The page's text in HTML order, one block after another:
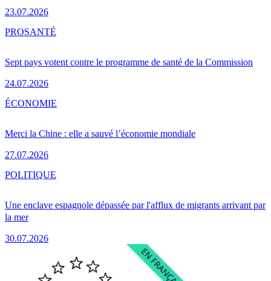
23.07.2026
Sept pays votent contre le programme de santé de la Commission
24.07.2026
PROSANTÉ
Merci la Chine : elle a sauvé l’économie mondiale
27.07.2026
ÉCONOMIE
Une enclave espagnole dépassée par l'afflux de migrants arrivant par
la mer
30.07.2026
POLITIQUE